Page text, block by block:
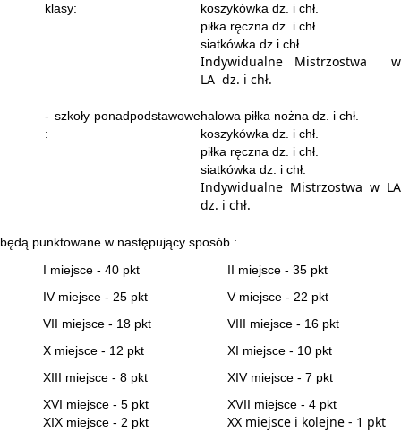
klasy:
koszykówka dz. i chł.
piłka ręczna dz. i chł.
siatkówka dz.i chł.
Indywidualne Mistrzostwa w
LA dz. i chł.
- szkoły ponadpodstawowe
:
halowa piłka nożna dz. i chł.
koszykówka dz. i chł.
piłka ręczna dz. i chł.
siatkówka dz. i chł.
Indywidualne Mistrzostwa w LA
dz. i chł.
będą punktowane w następujący sposób :
I miejsce - 40 pkt
II miejsce - 35 pkt
IV miejsce - 25 pkt
V miejsce - 22 pkt
VII miejsce - 18 pkt
VIII miejsce - 16 pkt
X miejsce - 12 pkt
XI miejsce - 10 pkt
XIII miejsce - 8 pkt
XIV miejsce - 7 pkt
XVI miejsce - 5 pkt
XIX miejsce - 2 pkt
XVII miejsce - 4 pkt
XX miejsce i kolejne - 1 pkt